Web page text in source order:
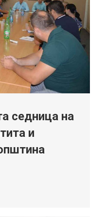
седница на
и